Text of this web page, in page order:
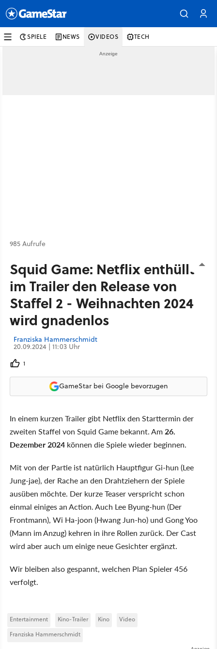
SPIELE NEWS VIDEOS TECH
985 Aufrufe
Squid Game: Netflix enthüllt
im Trailer den Release von
Staffel 2 - Weihnachten 2024
wird gnadenlos
Franziska Hammerschmidt
20.09.2024 | 11:03 Uhr
1
GameStar bei Google bevorzugen
In einem kurzen Trailer gibt Netflix den Starttermin der
zweiten Staffel von Squid Game bekannt. Am 26.
Dezember 2024 können die Spiele wieder beginnen.
Mit von der Partie ist natürlich Hauptfigur Gi-hun (Lee
Jung-jae), der Rache an den Drahtziehern der Spiele
ausüben möchte. Der kurze Teaser verspricht schon
einmal einiges an Action. Auch Lee Byung-hun (Der
Frontmann), Wi Ha-joon (Hwang Jun-ho) und Gong Yoo
(Mann im Anzug) kehren in ihre Rollen zurück. Der Cast
wird aber auch um einige neue Gesichter ergänzt.
Wir bleiben also gespannt, welchen Plan Spieler 456
verfolgt.
Entertainment Kino-Trailer Kino
Video
Franziska Hammerschmidt